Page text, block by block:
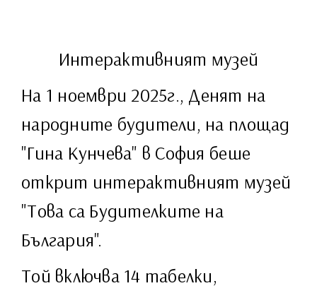
Интерактивният музей
На 1 ноември 2025г., Денят на
народните будители, на площад
"Гина Кунчева" в София беше
открит интерактивният музей
"Това са Будителките на
България".
Той включва 14 табелки,